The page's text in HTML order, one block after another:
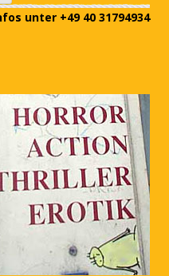
springen
unter +49 40 31794934